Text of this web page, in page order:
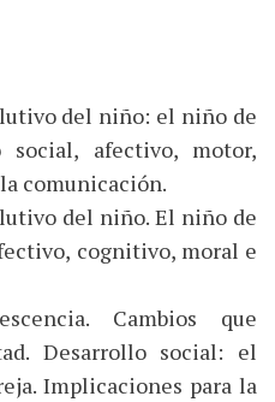
del niño: el niño de
afectivo, motor,
comunicación.
del niño. El niño de
cognitivo, moral e
Cambios que
Desarrollo social: el
Implicaciones para la